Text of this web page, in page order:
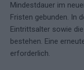
Mindestdauer im
Fristen gebunden. In
Eintrittsalter sowie
bestehen. Eine
erforderlich.